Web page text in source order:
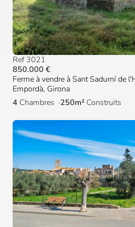
Ref 3021
850.000 €
Ferme à vendre à Sant Sadurní de
Empordà, Girona
4 Chambres 250m² Construits